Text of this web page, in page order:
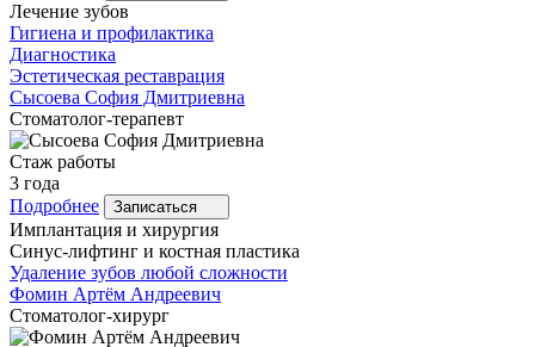
Лечение зубов
Гигиена и профилактика
Диагностика
Эстетическая реставрация
Сысоева София Дмитриевна
Стоматолог-терапевт
Стаж работы
3 года
Подробнее
Записаться
Имплантация и хирургия
Синус-лифтинг и костная пластика
Удаление зубов любой сложности
Фомин Артём Андреевич
Стоматолог-хирург